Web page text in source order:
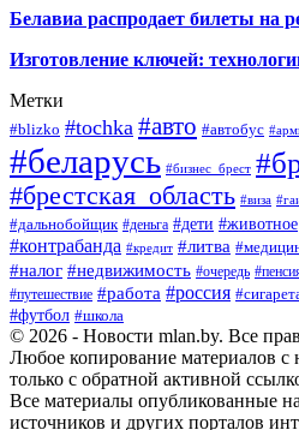
Белавиа распродает билеты
Изготовление ключей:
Метки
#blizko #tochka #авто #автобус
#беларусь #бизнес_брест
#брестская_область #виза
#дальнобойщик #деньга #дети #животное
#контрабанда #кредит #литва
#налог #недвижимость #очередь
#путешествие #работа #россия
#футбол #школа
© 2026 - Новости mlan.by. Все
Любое копирование материалов с
только с обратной активной
Все материалы опубликованные
источников и других порталов